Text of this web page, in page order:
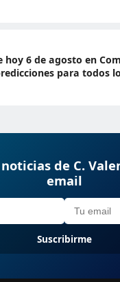
hoy 6 de agosto en
para todos
de C.
email
Suscribirme